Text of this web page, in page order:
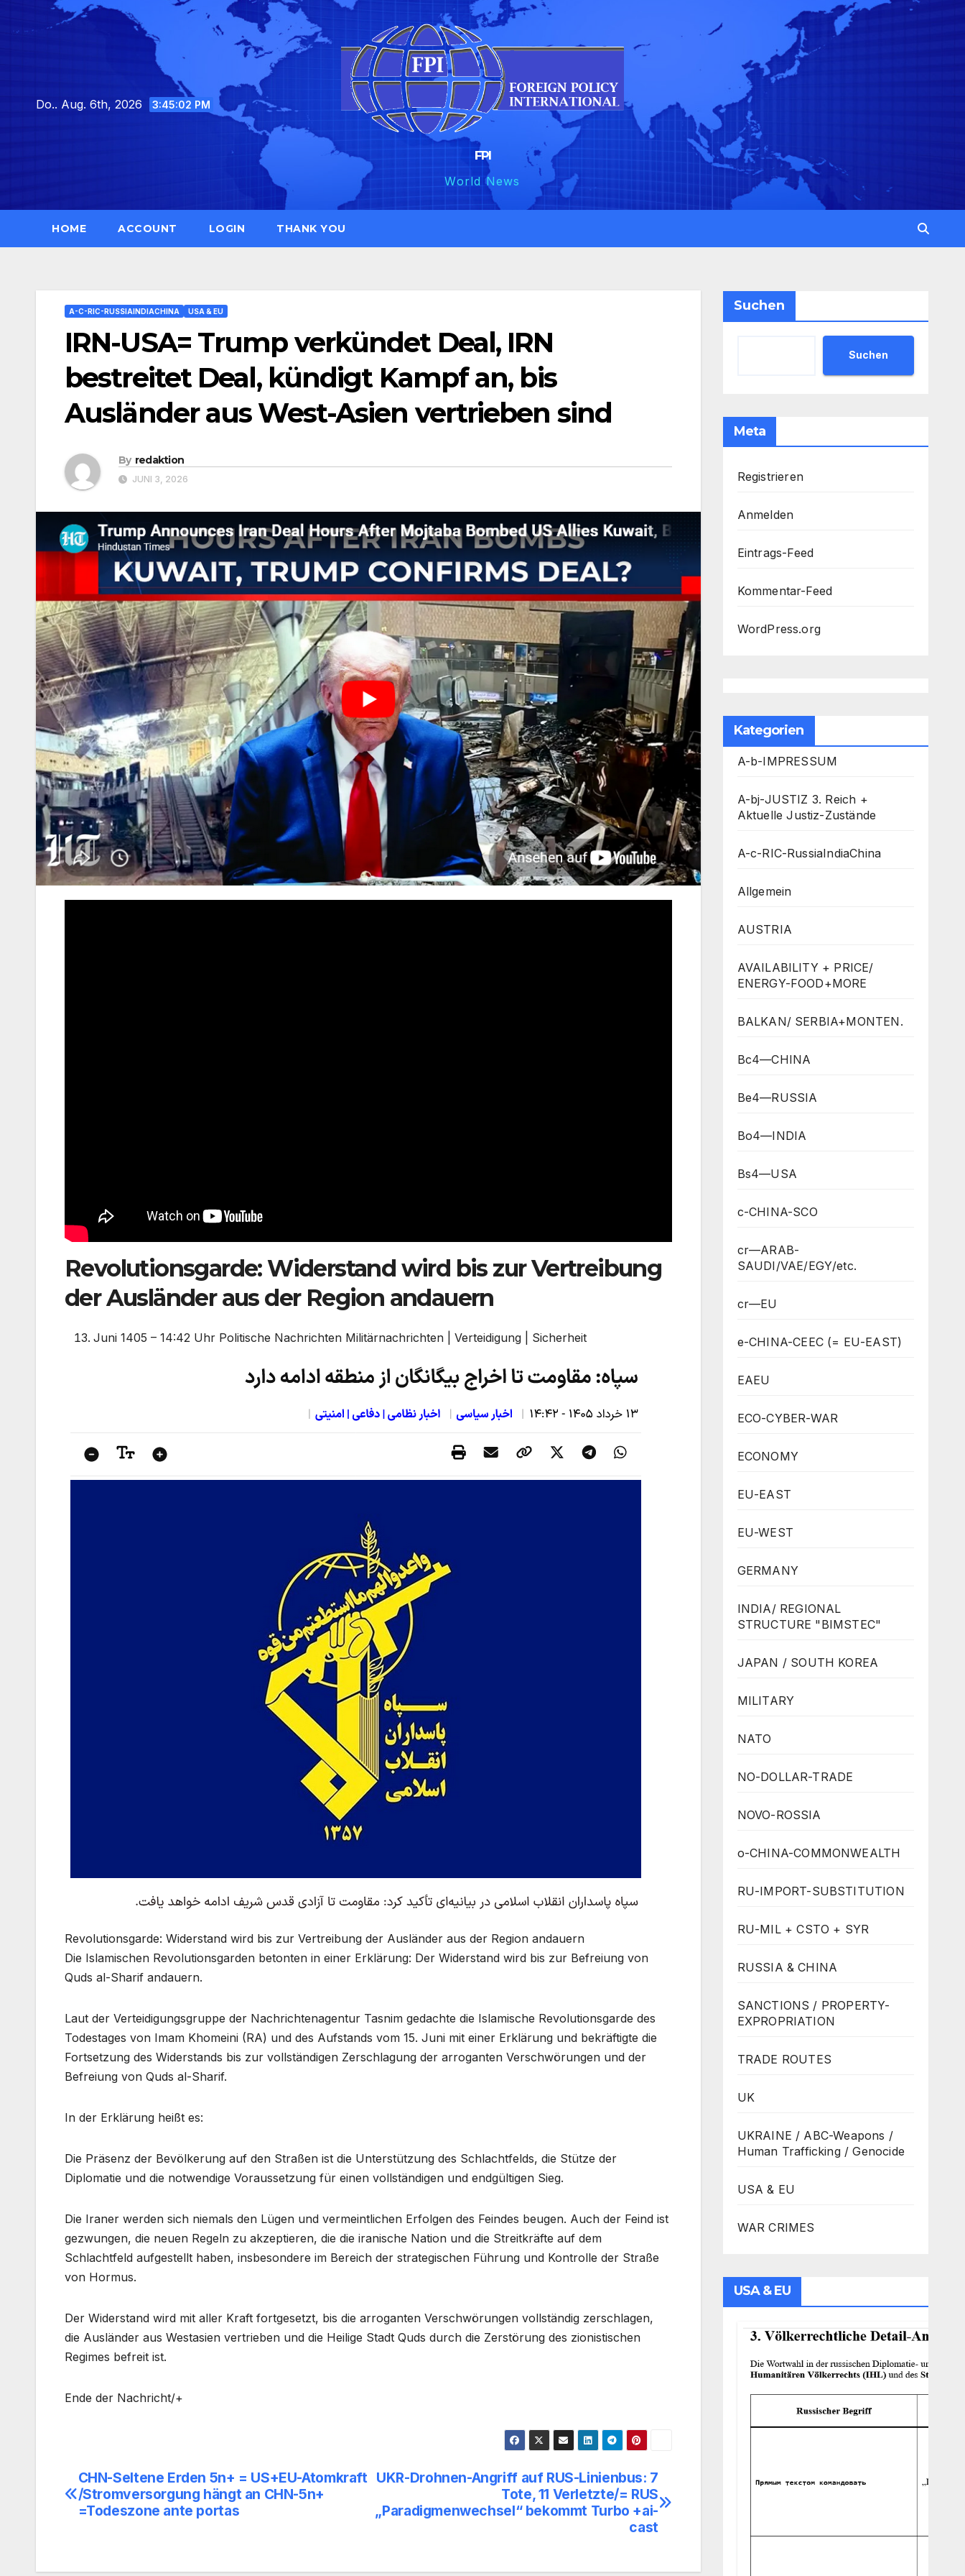
Do.. Aug. 6th, 2026 3:45:03 PM
FPI
World News
HOME ACCOUNT LOGIN THANK YOU
A-C-RIC-RUSSIAINDIACHINA USA & EU
IRN-USA= Trump verkündet Deal, IRN
bestreitet Deal, kündigt Kampf an, bis
Ausländer aus West-Asien vertrieben sind
By redaktion
JUNI 3, 2026
Revolutionsgarde: Widerstand wird bis zur Vertreibung
der Ausländer aus der Region andauern
Juni 1405 – 14:42 Uhr Politische Nachrichten Militärnachrichten | Verteidigung | Sicherheit
Revolutionsgarde: Widerstand wird bis zur Vertreibung der Ausländer aus der Region andauern
Die Islamischen Revolutionsgarden betonten in einer Erklärung: Der Widerstand wird bis zur Befreiung von
Quds al-Sharif andauern.
Laut der Verteidigungsgruppe der Nachrichtenagentur Tasnim gedachte die Islamische Revolutionsgarde des
Todestages von Imam Khomeini (RA) und des Aufstands vom 15. Juni mit einer Erklärung und bekräftigte die
Fortsetzung des Widerstands bis zur vollständigen Zerschlagung der arroganten Verschwörungen und der
Befreiung von Quds al-Sharif.
In der Erklärung heißt es:
Die Präsenz der Bevölkerung auf den Straßen ist die Unterstützung des Schlachtfelds, die Stütze der
Diplomatie und die notwendige Voraussetzung für einen vollständigen und endgültigen Sieg.
Die Iraner werden sich niemals den Lügen und vermeintlichen Erfolgen des Feindes beugen. Auch der Feind ist
gezwungen, die neuen Regeln zu akzeptieren, die die iranische Nation und die Streitkräfte auf dem
Schlachtfeld aufgestellt haben, insbesondere im Bereich der strategischen Führung und Kontrolle der Straße
von Hormus.
Der Widerstand wird mit aller Kraft fortgesetzt, bis die arroganten Verschwörungen vollständig zerschlagen,
die Ausländer aus Westasien vertrieben und die Heilige Stadt Quds durch die Zerstörung des zionistischen
Regimes befreit ist.
Ende der Nachricht/+
Beitragsnavigation
UKR-Drohnen-Angriff auf RUS-Linienbus: 7
Tote, 11 Verletzte/= RUS
„Paradigmenwechsel“ bekommt Turbo +ai-
cast
CHN-Seltene Erden 5n+ = US+EU-Atomkraft
/Stromversorgung hängt an CHN-5n+
=Todeszone ante portas
Suchen
Suchen
Meta
Registrieren
Anmelden
Eintrags-Feed
Kommentar-Feed
WordPress.org
Kategorien
A-b-IMPRESSUM
A-bj-JUSTIZ 3. Reich +
Aktuelle Justiz-Zustände
A-c-RIC-RussiaIndiaChina
Allgemein
AUSTRIA
AVAILABILITY + PRICE/
ENERGY-FOOD+MORE
BALKAN/ SERBIA+MONTEN.
Bc4—CHINA
Be4—RUSSIA
Bo4—INDIA
Bs4—USA
c-CHINA-SCO
cr—ARAB-
SAUDI/VAE/EGY/etc.
cr—EU
e-CHINA-CEEC (= EU-EAST)
EAEU
ECO-CYBER-WAR
ECONOMY
EU-EAST
EU-WEST
GERMANY
INDIA/ REGIONAL
STRUCTURE "BIMSTEC"
JAPAN / SOUTH KOREA
MILITARY
NATO
NO-DOLLAR-TRADE
NOVO-ROSSIA
o-CHINA-COMMONWEALTH
RU-IMPORT-SUBSTITUTION
RU-MIL + CSTO + SYR
RUSSIA & CHINA
SANCTIONS / PROPERTY-
EXPROPRIATION
TRADE ROUTES
UK
UKRAINE / ABC-Weapons /
Human Trafficking / Genocide
USA & EU
WAR CRIMES
USA & EU